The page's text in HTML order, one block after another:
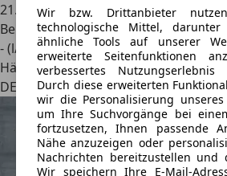
Wir bzw. Drittanbieter
technologische Mittel,
ähnliche Tools auf unserer
erweiterte Seitenfunktionen
verbessertes
Durch diese erweiterten
wir die Personalisierung
um Ihre Suchvorgänge bei
fortzusetzen, Ihnen passende
Nähe anzuzeigen oder
Nachrichten bereitzustellen und
Wir speichern Ihre E-Mail-
21.061 km
Benzin
- (l/100 km)
Händler
DE 01328